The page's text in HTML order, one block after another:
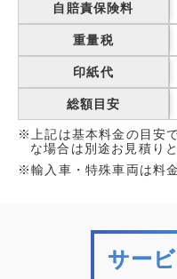
自賠責保険料
重量税
印紙代
総額目安
※上記は基本料金の目安
な場合は別途お見積り
※輸入車・特殊車両は料
サー